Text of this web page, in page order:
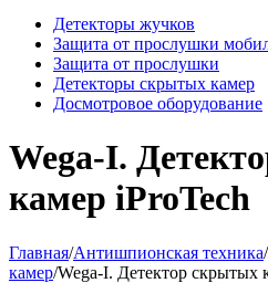
Детекторы жучков
Защита от прослушки
Защита от прослушки
Детекторы скрытых камер
Досмотровое оборудование
Wega-I.
камер iProTech
Главная/Антишпионская техника/
камер/Wega-I. Детектор скрытых